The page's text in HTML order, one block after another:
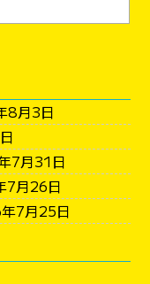
8月3日
7月31日
7月26日
7月25日